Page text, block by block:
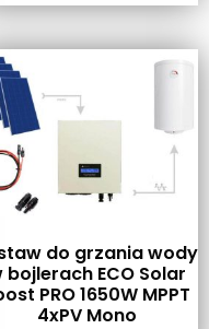
do grzania wody
bojlerach ECO Solar
PRO 1650W MPPT
4xPV Mono